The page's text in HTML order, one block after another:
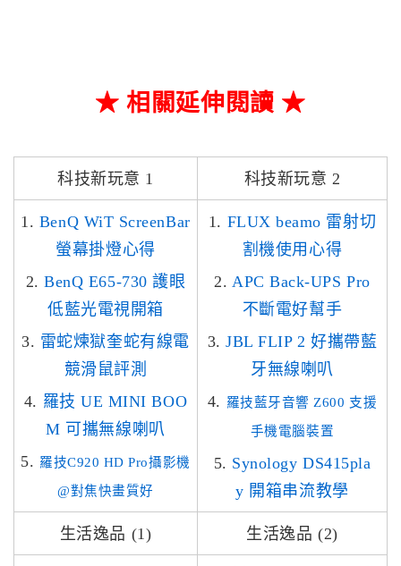
★ 相關延伸閱讀 ★
科技新玩意 1 科技新玩意 2
1. BenQ WiT ScreenBar
螢幕掛燈心得
2.BenQ E65-730 護眼
低藍光電視開箱
3. 雷蛇煉獄奎蛇有線電
競滑鼠評測
4. 羅技 UE MINI BOO
M 可攜無線喇叭
5. 羅技C920 HD Pro攝影機
@對焦快畫質好
1. FLUX beamo 雷射切
割機使用心得
2. APC Back-UPS Pro
不斷電好幫手
3.JBL FLIP 2 好攜帶藍
牙無線喇叭
4. 羅技藍牙音響 Z600 支援
手機電腦裝置
5. Synology DS415pla
y 開箱串流教學
生活逸品 (1) 生活逸品 (2)